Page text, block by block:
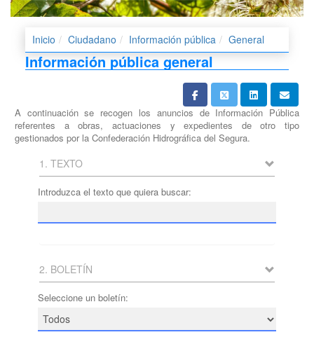
Inicio Ciudadano Información pública General
Información pública general
A continuación se recogen los anuncios de Información Pública
referentes a obras, actuaciones y expedientes de otro tipo
gestionados por la Confederación Hidrográfica del Segura.
1. TEXTO
Introduzca el texto que quiera buscar:
2. BOLETÍN
Seleccione un boletín: